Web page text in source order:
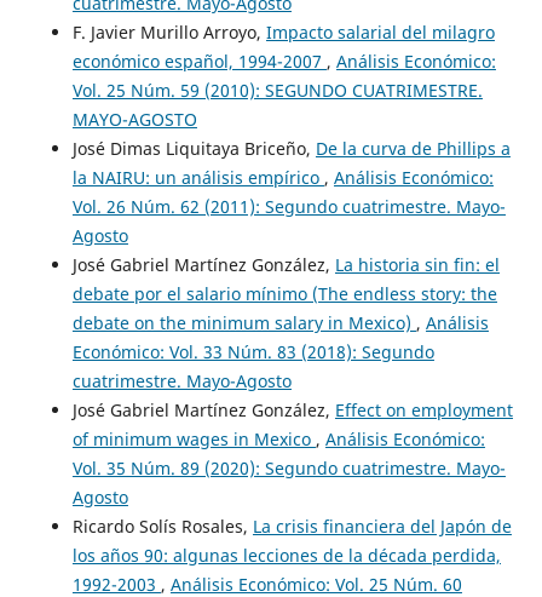
F. Javier Murillo Arroyo, Impacto salarial del milagro
económico español, 1994-2007 , Análisis Económico:
Vol. 25 Núm. 59 (2010): SEGUNDO CUATRIMESTRE.
MAYO-AGOSTO
José Dimas Liquitaya Briceño, De la curva de Phillips a
la NAIRU: un análisis empírico , Análisis Económico:
Vol. 26 Núm. 62 (2011): Segundo cuatrimestre. Mayo-
Agosto
José Gabriel Martínez González, La historia sin fin: el
debate por el salario mínimo (The endless story: the
debate on the minimum salary in Mexico) , Análisis
Económico: Vol. 33 Núm. 83 (2018): Segundo
cuatrimestre. Mayo-Agosto
José Gabriel Martínez González, Effect on employment
of minimum wages in Mexico , Análisis Económico:
Vol. 35 Núm. 89 (2020): Segundo cuatrimestre. Mayo-
Agosto
Ricardo Solís Rosales, La crisis financiera del Japón de
los años 90: algunas lecciones de la década perdida,
1992-2003 , Análisis Económico: Vol. 25 Núm. 60